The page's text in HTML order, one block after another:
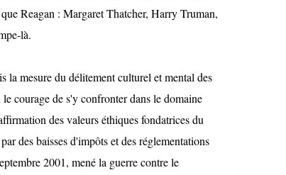
Reagan : Margaret Thatcher, Harry Truman,
là.
la mesure du délitement culturel et mental des
courage de s'y confronter dans le domaine
des valeurs éthiques fondatrices du
des baisses d'impôts et des réglementations
2001, mené la guerre contre le